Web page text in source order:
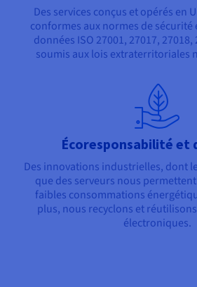
Des services conçus et opérés en
conformes aux normes de
données ISO 27001, 27017, 27018,
soumis aux lois extraterritoriales
Écoresponsabilité et
Des innovations industrielles, dont
que des serveurs nous
faibles consommations
plus, nous recyclons et
électroniques.